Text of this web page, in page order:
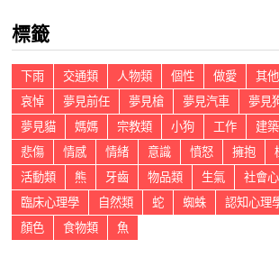
字:
標籤
下雨 交通類 人物類 個性 做愛 其
哀悼
夢見前任 夢見槍 夢見汽車 夢見
夢見貓
媽媽 宗教類 小狗 工作 建
悲傷
情感 情緒 意識 憤怒 擁抱
活動類
熊 牙齒 物品類 生氣 社會
臨床心理學
自然類 蛇 蜘蛛 認知心理
顏色
食物類 魚